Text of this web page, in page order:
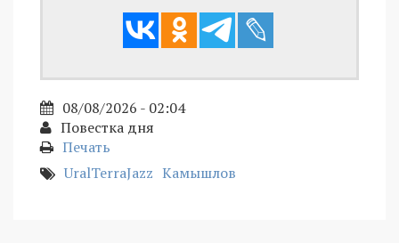
08/08/2026 - 02:04
Повестка дня
Печать
UralTerraJazz Камышлов